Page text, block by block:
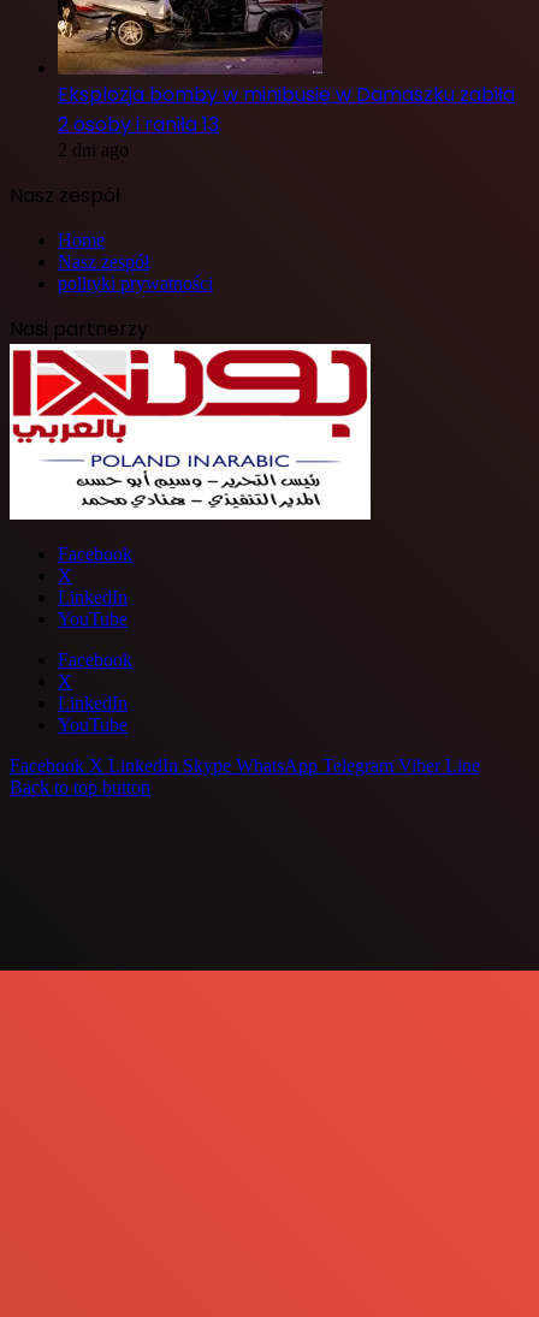
Eksplozja bomby w minibusie w Damaszku zabiła
2 osoby i raniła 13
2 dni ago
Nasz zespół
Home
Nasz zespół
polityki prywatności
Nasi partnerzy
Facebook
X
LinkedIn
YouTube
Facebook
X
LinkedIn
YouTube
Facebook X LinkedIn Skype WhatsApp Telegram Viber Line
Back to top button